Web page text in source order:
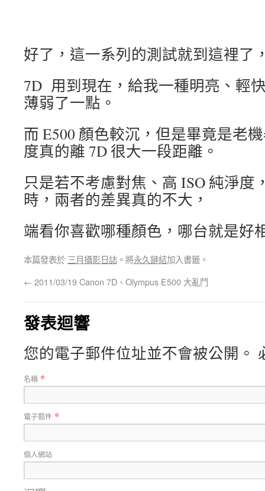
好了，這一系列的測試就到這裡了
7D 用到現在，給我一種明亮、輕
薄弱了一點。
而 E500 顏色較沉，但是畢竟是老
度真的離 7D 很大一段距離。
只是若不考慮對焦、高 ISO 純淨度
時，兩者的差異真的不大，
端看你喜歡哪種顏色，哪台就是好
本篇發表於 三月攝影日誌 。將永久鏈結加入書籤。
← 2011/03/19 Canon 7D、Olympus E500 大亂鬥
發表迴響
您的電子郵件位址並不會被公開。
名稱 *
電子郵件 *
個人網站